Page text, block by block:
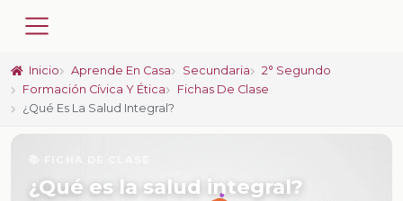
Inicio Aprende En Casa Secundaria
2° Segundo
Formación Cívica Y Ética
Fichas De Clase
¿Qué Es La Salud Integral?
¿Qué es la salud integral?